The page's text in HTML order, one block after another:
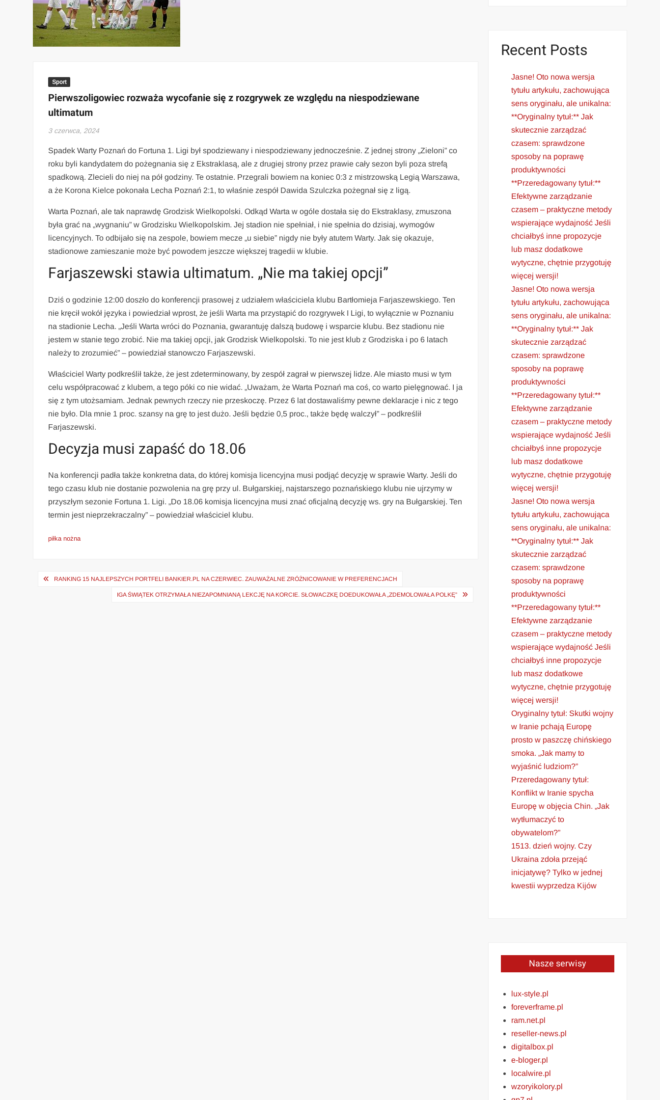
Sport
Pierwszoligowiec rozważa wycofanie się z rozgrywek ze względu na niespodziewane
ultimatum
3 czerwca, 2024
Spadek Warty Poznań do Fortuna 1. Ligi był spodziewany i niespodziewany jednocześnie. Z jednej strony „Zieloni” co
roku byli kandydatem do pożegnania się z Ekstraklasą, ale z drugiej strony przez prawie cały sezon byli poza strefą
spadkową. Zlecieli do niej na pół godziny. Te ostatnie. Przegrali bowiem na koniec 0:3 z mistrzowską Legią Warszawa,
a że Korona Kielce pokonała Lecha Poznań 2:1, to właśnie zespół Dawida Szulczka pożegnał się z ligą.
Warta Poznań, ale tak naprawdę Grodzisk Wielkopolski. Odkąd Warta w ogóle dostała się do Ekstraklasy, zmuszona
była grać na „wygnaniu” w Grodzisku Wielkopolskim. Jej stadion nie spełniał, i nie spełnia do dzisiaj, wymogów
licencyjnych. To odbijało się na zespole, bowiem mecze „u siebie” nigdy nie były atutem Warty. Jak się okazuje,
stadionowe zamieszanie może być powodem jeszcze większej tragedii w klubie.
Farjaszewski stawia ultimatum. „Nie ma takiej opcji”
Dziś o godzinie 12:00 doszło do konferencji prasowej z udziałem właściciela klubu Bartłomieja Farjaszewskiego. Ten
nie kręcił wokół języka i powiedział wprost, że jeśli Warta ma przystąpić do rozgrywek I Ligi, to wyłącznie w Poznaniu
na stadionie Lecha. „Jeśli Warta wróci do Poznania, gwarantuję dalszą budowę i wsparcie klubu. Bez stadionu nie
jestem w stanie tego zrobić. Nie ma takiej opcji, jak Grodzisk Wielkopolski. To nie jest klub z Grodziska i po 6 latach
należy to zrozumieć” – powiedział stanowczo Farjaszewski.
Właściciel Warty podkreślił także, że jest zdeterminowany, by zespół zagrał w pierwszej lidze. Ale miasto musi w tym
celu współpracować z klubem, a tego póki co nie widać. „Uważam, że Warta Poznań ma coś, co warto pielęgnować. I ja
się z tym utożsamiam. Jednak pewnych rzeczy nie przeskoczę. Przez 6 lat dostawaliśmy pewne deklaracje i nic z tego
nie było. Dla mnie 1 proc. szansy na grę to jest dużo. Jeśli będzie 0,5 proc., także będę walczył” – podkreślił
Farjaszewski.
Decyzja musi zapaść do 18.06
Na konferencji padła także konkretna data, do której komisja licencyjna musi podjąć decyzję w sprawie Warty. Jeśli do
tego czasu klub nie dostanie pozwolenia na grę przy ul. Bułgarskiej, najstarszego poznańskiego klubu nie ujrzymy w
przyszłym sezonie Fortuna 1. Ligi. „Do 18.06 komisja licencyjna musi znać oficjalną decyzję ws. gry na Bułgarskiej. Ten
termin jest nieprzekraczalny” – powiedział właściciel klubu.
piłka nożna
Nawigacja
RANKING 15 NAJLEPSZYCH PORTFELI BANKIER.PL NA CZERWIEC. ZAUWAŻALNE ZRÓŻNICOWANIE W PREFERENCJACH
IGA ŚWIĄTEK OTRZYMAŁA NIEZAPOMNIANĄ LEKCJĘ NA KORCIE. SŁOWACZKĘ DOEDUKOWAŁA „ZDEMOLOWAŁA POLKĘ”
Recent Posts
Jasne! Oto nowa wersja
tytułu artykułu, zachowująca
sens oryginału, ale unikalna:
**Oryginalny tytuł:** Jak
skutecznie zarządzać
czasem: sprawdzone
sposoby na poprawę
produktywności
**Przeredagowany tytuł:**
Efektywne zarządzanie
czasem – praktyczne metody
wspierające wydajność Jeśli
chciałbyś inne propozycje
lub masz dodatkowe
wytyczne, chętnie przygotuję
więcej wersji!
Jasne! Oto nowa wersja
tytułu artykułu, zachowująca
sens oryginału, ale unikalna:
**Oryginalny tytuł:** Jak
skutecznie zarządzać
czasem: sprawdzone
sposoby na poprawę
produktywności
**Przeredagowany tytuł:**
Efektywne zarządzanie
czasem – praktyczne metody
wspierające wydajność Jeśli
chciałbyś inne propozycje
lub masz dodatkowe
wytyczne, chętnie przygotuję
więcej wersji!
Jasne! Oto nowa wersja
tytułu artykułu, zachowująca
sens oryginału, ale unikalna:
**Oryginalny tytuł:** Jak
skutecznie zarządzać
czasem: sprawdzone
sposoby na poprawę
produktywności
**Przeredagowany tytuł:**
Efektywne zarządzanie
czasem – praktyczne metody
wspierające wydajność Jeśli
chciałbyś inne propozycje
lub masz dodatkowe
wytyczne, chętnie przygotuję
więcej wersji!
Oryginalny tytuł: Skutki wojny
w Iranie pchają Europę
prosto w paszczę chińskiego
smoka. „Jak mamy to
wyjaśnić ludziom?”
Przeredagowany tytuł:
Konflikt w Iranie spycha
Europę w objęcia Chin. „Jak
wytłumaczyć to
obywatelom?”
1513. dzień wojny. Czy
Ukraina zdoła przejąć
inicjatywę? Tylko w jednej
kwestii wyprzedza Kijów
Nasze serwisy
lux-style.pl
foreverframe.pl
ram.net.pl
reseller-news.pl
digitalbox.pl
e-bloger.pl
localwire.pl
wzoryikolory.pl